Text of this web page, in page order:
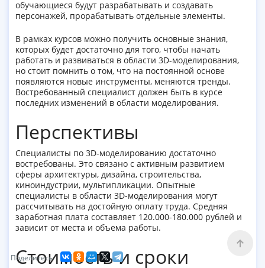
обучающиеся будут разрабатывать и создавать
персонажей, прорабатывать отдельные элементы.
В рамках курсов можно получить основные знания,
которых будет достаточно для того, чтобы начать
работать и развиваться в области 3D-моделирования,
но стоит помнить о том, что на постоянной основе
появляются новые инструменты, меняются тренды.
Востребованный специалист должен быть в курсе
последних изменений в области моделирования.
Перспективы
Специалисты по 3D-моделированию достаточно
востребованы. Это связано с активным развитием
сферы архитектуры, дизайна, строительства,
киноиндустрии, мультипликации. Опытные
специалисты в области 3D-моделирования могут
рассчитывать на достойную оплату труда. Средняя
заработная плата составляет 120.000-180.000 рублей и
зависит от места и объема работы.
Стоимость и сроки
Поделитесь: